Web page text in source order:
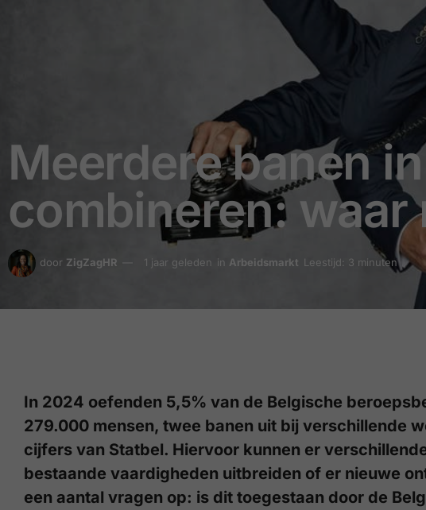
Meerdere banen
combineren: waar
door ZigZagHR 1 jaar geleden in Arbeidsmarkt Leestijd: 3 minuten
In 2024 oefenden 5,5% van de Belgische
279.000 mensen, twee banen uit bij verschillende
cijfers van Statbel. Hiervoor kunnen er
bestaande vaardigheden uitbreiden of er nieuwe
een aantal vragen op: is dit toegestaan door de